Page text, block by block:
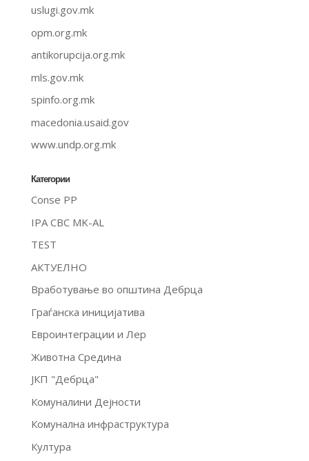
uslugi.gov.mk
opm.org.mk
antikorupcija.org.mk
mls.gov.mk
spinfo.org.mk
macedonia.usaid.gov
www.undp.org.mk
Категории
Conse PP
IPA CBC MK-AL
TEST
АКТУЕЛНО
Вработување во општина Дебрца
Граѓанска иницијатива
Евроинтеграции и Лер
Животна Средина
ЈКП "Дебрца"
Комуналини Дејности
Комунална инфраструктура
Култура